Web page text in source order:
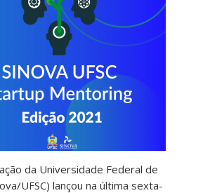
da Universidade Federal de
UFSC) lançou na última sexta-